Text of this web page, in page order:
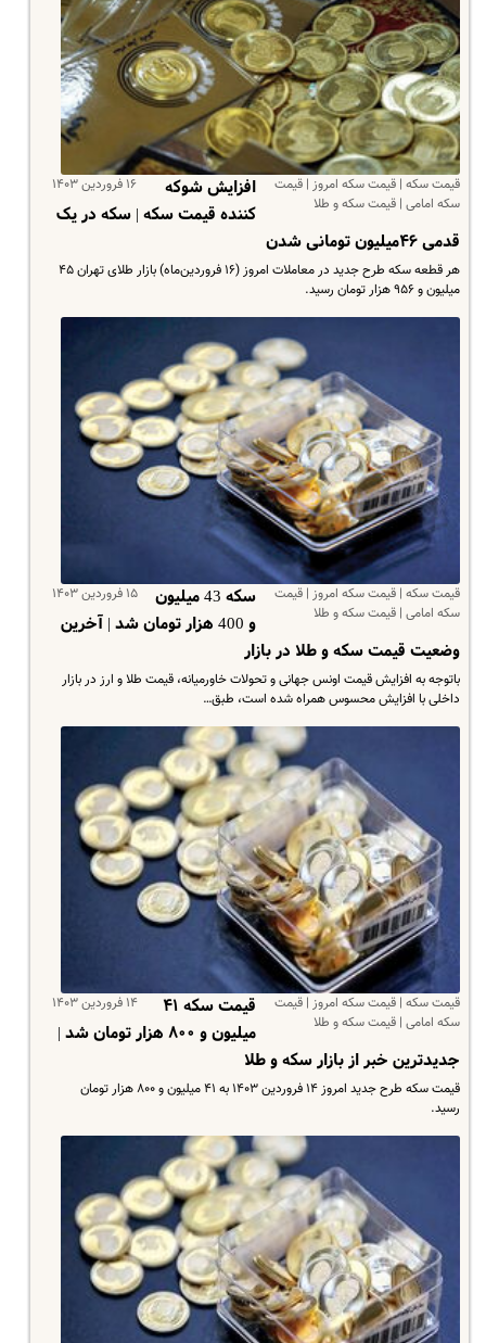
قیمت سکه | قیمت سکه امروز | قیمت
سکه امامی | قیمت سکه و طلا
۱۶ فروردین ۱۴۰۳
افزایش شوکه
کننده قیمت سکه | سکه در یک
قدمی ۴۶میلیون تومانی شدن
هر قطعه سکه طرح جدید در معاملات امروز (۱۶ فروردین‌ماه) بازار طلای تهران ۴۵
میلیون و ۹۵۶ هزار تومان رسید.
قیمت سکه | قیمت سکه امروز | قیمت
سکه امامی | قیمت سکه و طلا
۱۵ فروردین ۱۴۰۳
سکه 43 میلیون
و 400 هزار تومان شد | آخرین
وضعیت قیمت سکه و طلا در بازار
باتوجه به افزایش قیمت اونس جهانی و تحولات خاورمیانه، قیمت طلا و ارز در بازار
داخلی با افزایش محسوس همراه شده است، طبق…
قیمت سکه | قیمت سکه امروز | قیمت
سکه امامی | قیمت سکه و طلا
۱۴ فروردین ۱۴۰۳
قیمت سکه ۴۱
میلیون و ۸۰۰ هزار تومان شد |
جدیدترین خبر از بازار سکه و طلا
قیمت سکه طرح جدید امروز ۱۴ فروردین ۱۴۰۳ به ۴۱ میلیون و ۸۰۰ هزار تومان
رسید.